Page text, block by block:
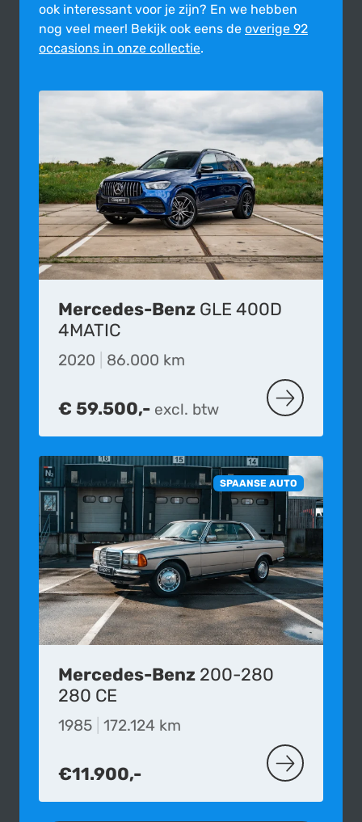
ook inte­res­sant voor je zijn? En we hebben
nog veel meer! Bekijk ook eens de overige 92
occasions in onze collectie.
Mercedes-Benz GLE 400D
4MATIC
2020 86.000 km
€ 59.500,- excl. btw MEER OVER
SPAANSE AUTO
Mercedes-Benz 200-280
280 CE
1985 172.124 km
€11.900,- MEER OVER